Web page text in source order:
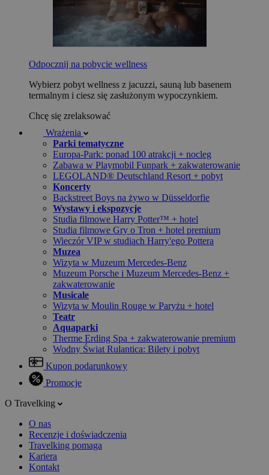
Odpocznij na pobycie wellness
Wybierz pobyt wellness z jacuzzi, sauną lub basenem
termalnym i ciesz się zasłużonym wypoczynkiem.
Chcę się zrelaksować
Wrażenia
Parki tematyczne
Europa-Park: ponad 100 atrakcji + nocleg
Zabawa w Playmobil Funpark + zakwaterowanie
LEGOLAND® Deutschland Resort + pobyt
Koncerty
Backstreet Boys na żywo w Düsseldorfie
Wystawy i ekspozycje
Studia filmowe Harry Potter™ + hotel
Studia filmowe Gry o Tron + hotel premium
Wieczór VIP w studiach Harry'ego Pottera
Muzea
Wizyta w Muzeum Mercedes-Benz
Muzeum Porsche i Muzeum Mercedes-Benz +
zakwaterowanie
Musicale
Wizyta w Moulin Rouge w Paryżu + hotel
Teatr
Aquaparki
Therme Erding Spa + zakwaterowanie premium
Wodny Świat Rulantica: Bilety i pobyt
Kupon podarunkowy
Promocje
O Travelking
O nas
Recenzje i doświadczenia
Travelking pomaga
Kariera
Kontakt